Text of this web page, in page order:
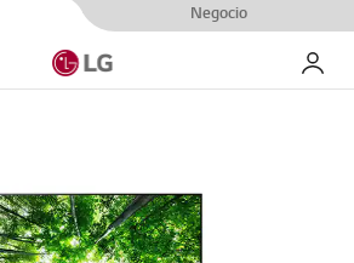
Negocio
Mi LG